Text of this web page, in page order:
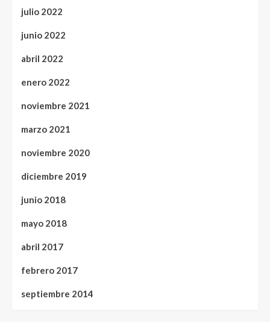
julio 2022
junio 2022
abril 2022
enero 2022
noviembre 2021
marzo 2021
noviembre 2020
diciembre 2019
junio 2018
mayo 2018
abril 2017
febrero 2017
septiembre 2014